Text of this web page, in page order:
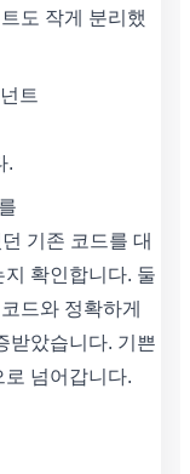
도 작게 분리했
트
.
기존 코드를 대
확인합니다. 둘
드와 정확하게
받았습니다. 기쁜
넘어갑니다.